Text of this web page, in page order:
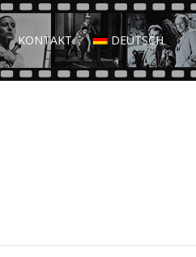
KONTAKT DEUTSCH